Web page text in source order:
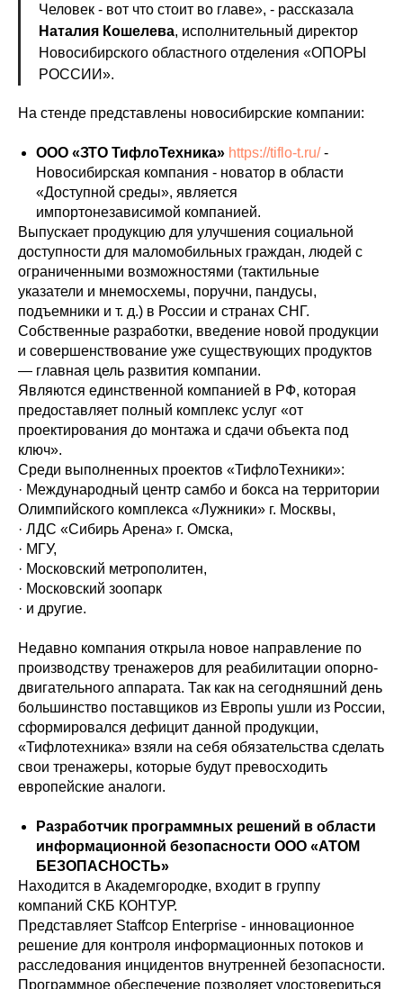
Человек - вот что стоит во главе», - рассказала
Наталия Кошелева, исполнительный директор
Новосибирского областного отделения «ОПОРЫ
РОССИИ».
На стенде представлены новосибирские компании:
ООО «ЗТО ТифлоТехника» https://tiflo-t.ru/-
Новосибирская компания - новатор в области
«Доступной среды», является
импортонезависимой компанией.
Выпускает продукцию для улучшения социальной
доступности для маломобильных граждан, людей с
ограниченными возможностями (тактильные
указатели и мнемосхемы, поручни, пандусы,
подъемники и т. д.) в России и странах СНГ.
Собственные разработки, введение новой продукции
и совершенствование уже существующих продуктов
— главная цель развития компании.
Являются единственной компанией в РФ, которая
предоставляет полный комплекс услуг «от
проектирования до монтажа и сдачи объекта под
ключ».
Среди выполненных проектов «ТифлоТехники»:
· Международный центр самбо и бокса на территории
Олимпийского комплекса «Лужники» г. Москвы,
· ЛДС «Сибирь Арена» г. Омска,
· МГУ,
· Московский метрополитен,
· Московский зоопарк
· и другие.
Недавно компания открыла новое направление по
производству тренажеров для реабилитации опорно-
двигательного аппарата. Так как на сегодняшний день
большинство поставщиков из Европы ушли из России,
сформировался дефицит данной продукции,
«Тифлотехника» взяли на себя обязательства сделать
свои тренажеры, которые будут превосходить
европейские аналоги.
Разработчик программных решений в области
информационной безопасности ООО «АТОМ
БЕЗОПАСНОСТЬ»
Находится в Академгородке, входит в группу
компаний СКБ КОНТУР.
Представляет Staffcop Enterprise - инновационное
решение для контроля информационных потоков и
расследования инцидентов внутренней безопасности.
Программное обеспечение позволяет удостовериться